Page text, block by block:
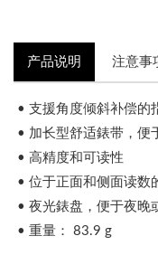
产品说明 注意事
• 支援角度倾斜补偿的
• 加长型舒适錶带，便
• 高精度和可读性
• 位于正面和侧面读数
• 夜光錶盘，便于夜晚
• 重量： 83.9 g